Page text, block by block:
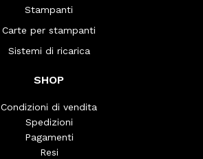
Stampanti
Carte per stampanti
Sistemi di ricarica
SHOP
Condizioni di vendita
Spedizioni
Pagamenti
Resi